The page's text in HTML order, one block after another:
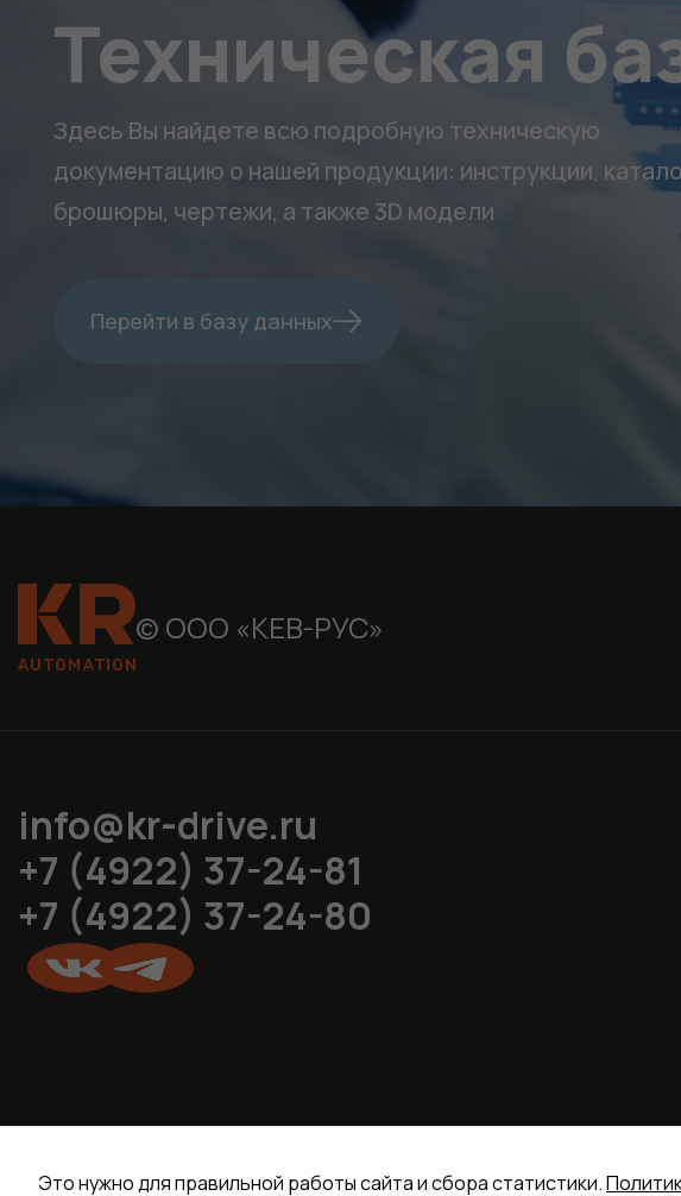
Техническая
Здесь Вы найдете всю подробную техническую
документацию о нашей продукции: инструкции,
брошюры, чертежи, а также 3D модели
Перейти в базу данных
© ООО «КЕВ-РУС»
info@kr-drive.ru
+7 (4922) 37-24-81
+7 (4922) 37-24-80
Политика конфиденциальности
Это нужно для правильной работы сайта и сбора статистики.